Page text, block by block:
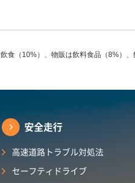
（10%）、物販は飲料食品（8%）
安全走行
高速道路トラブル対処法
セーフティドライブ